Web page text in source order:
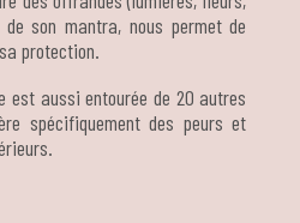
son mantra, nous permet de
protection.
est aussi entourée de 20 autres
spécifiquement des peurs et